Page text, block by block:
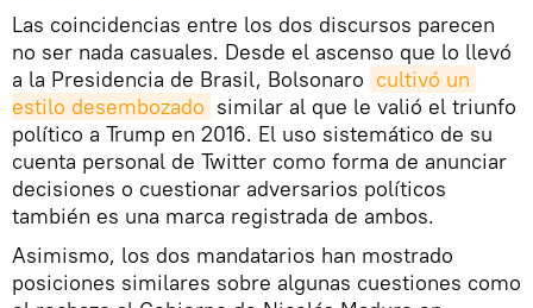
Las coincidencias entre los dos discursos parecen
no ser nada casuales. Desde el ascenso que lo llevó
a la Presidencia de Brasil, Bolsonaro cultivó un
estilo desembozado similar al que le valió el triunfo
político a Trump en 2016. El uso sistemático de su
cuenta personal de Twitter como forma de anunciar
decisiones o cuestionar adversarios políticos
también es una marca registrada de ambos.
Asimismo, los dos mandatarios han mostrado
posiciones similares sobre algunas cuestiones como